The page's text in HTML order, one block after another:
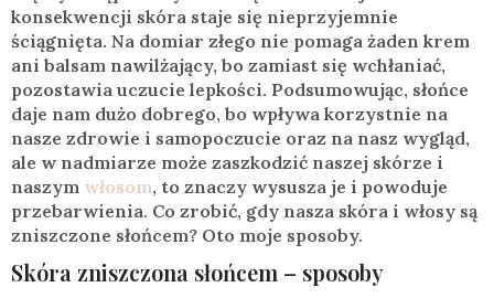
konsekwencji skóra staje się nieprzyjemnie
ściągnięta. Na domiar złego nie pomaga żaden krem
ani balsam nawilżający, bo zamiast się wchłaniać,
pozostawia uczucie lepkości. Podsumowując, słońce
daje nam dużo dobrego, bo wpływa korzystnie na
nasze zdrowie i samopoczucie oraz na nasz wygląd,
ale w nadmiarze może zaszkodzić naszej skórze i
naszym włosom, to znaczy wysusza je i powoduje
przebarwienia. Co zrobić, gdy nasza skóra i włosy są
zniszczone słońcem? Oto moje sposoby.
Skóra zniszczona słońcem – sposoby